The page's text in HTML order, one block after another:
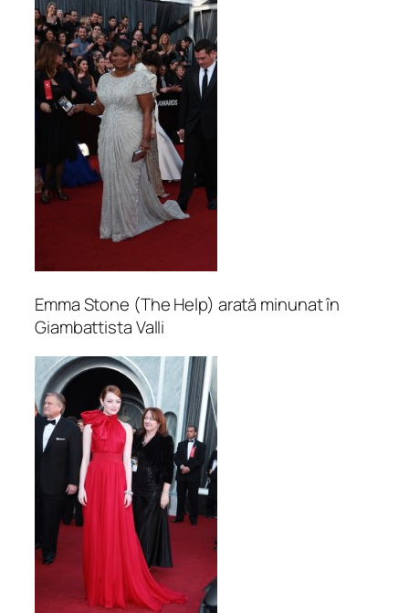
Emma Stone (The Help) arată minunat în
Giambattista Valli